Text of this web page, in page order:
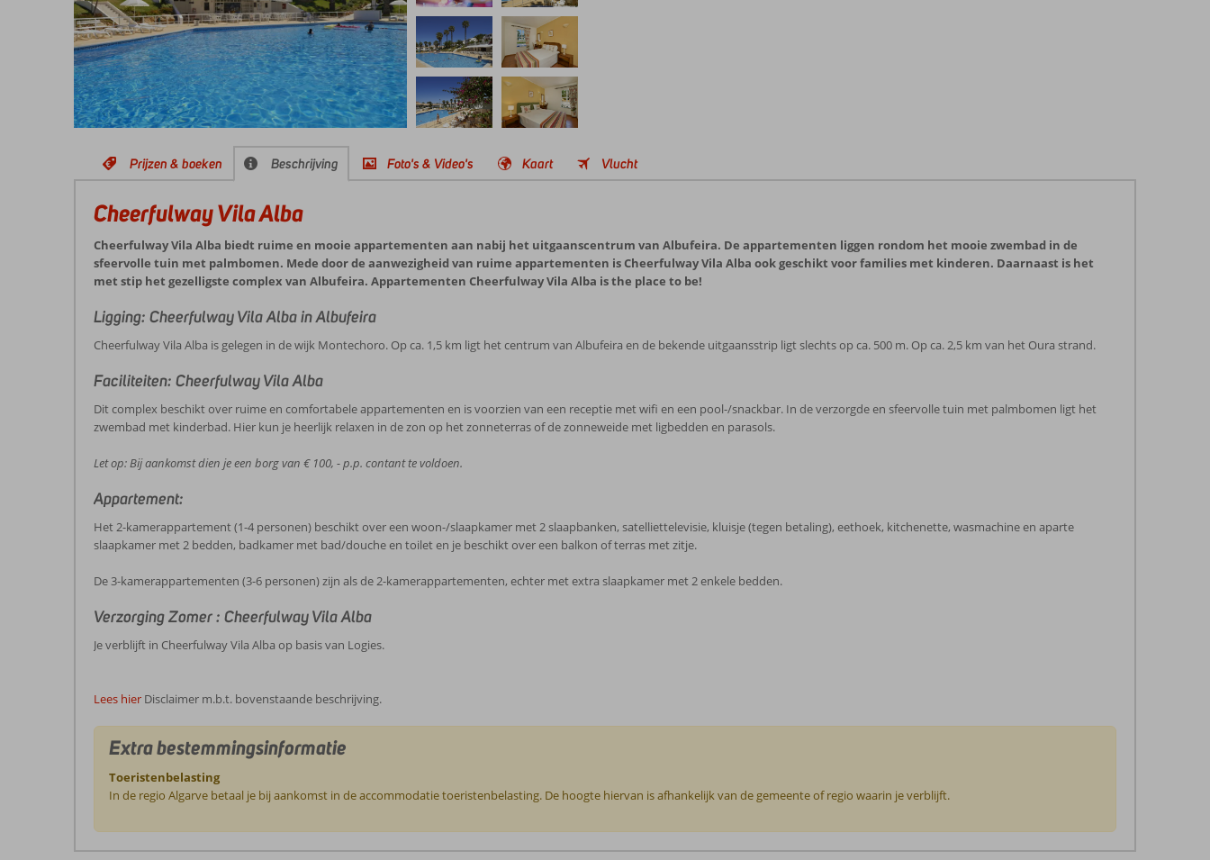
Prijzen & boeken Beschrijving Foto's & Video's Kaart Vlucht
Cheerfulway Vila Alba
Cheerfulway Vila Alba biedt ruime en mooie appartementen aan nabij het uitgaanscentrum van Albufeira. De appartementen liggen rondom het mooie zwembad in de
sfeervolle tuin met palmbomen. Mede door de aanwezigheid van ruime appartementen is Cheerfulway Vila Alba ook geschikt voor families met kinderen. Daarnaast is het
met stip het gezelligste complex van Albufeira. Appartementen Cheerfulway Vila Alba is the place to be!
Ligging: Cheerfulway Vila Alba in Albufeira
Cheerfulway Vila Alba is gelegen in de wijk Montechoro. Op ca. 1,5 km ligt het centrum van Albufeira en de bekende uitgaansstrip ligt slechts op ca. 500 m. Op ca. 2,5 km van het Oura strand.
Faciliteiten: Cheerfulway Vila Alba
Dit complex beschikt over ruime en comfortabele appartementen en is voorzien van een receptie met wifi en een pool-/snackbar. In de verzorgde en sfeervolle tuin met palmbomen ligt het
zwembad met kinderbad. Hier kun je heerlijk relaxen in de zon op het zonneterras of de zonneweide met ligbedden en parasols.
Let op: Bij aankomst dien je een borg van € 100, - p.p. contant te voldoen.
Appartement:
Het 2-kamerappartement (1-4 personen) beschikt over een woon-/slaapkamer met 2 slaapbanken, satelliettelevisie, kluisje (tegen betaling), eethoek, kitchenette, wasmachine en aparte
slaapkamer met 2 bedden, badkamer met bad/douche en toilet en je beschikt over een balkon of terras met zitje.
De 3-kamerappartementen (3-6 personen) zijn als de 2-kamerappartementen, echter met extra slaapkamer met 2 enkele bedden.
Verzorging Zomer : Cheerfulway Vila Alba
Je verblijft in Cheerfulway Vila Alba op basis van Logies.
Lees hier Disclaimer m.b.t. bovenstaande beschrijving.
Extra bestemmingsinformatie
Toeristenbelasting
In de regio Algarve betaal je bij aankomst in de accommodatie toeristenbelasting. De hoogte hiervan is afhankelijk van de gemeente of regio waarin je verblijft.